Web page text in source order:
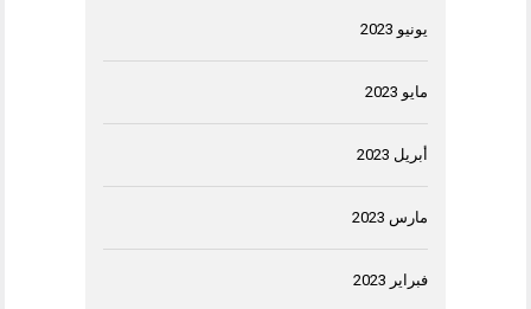
يونيو 2023
مايو 2023
أبريل 2023
مارس 2023
فبراير 2023